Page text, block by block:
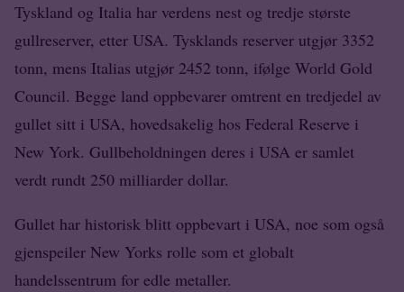
Tyskland og Italia har verdens nest og tredje største
gullreserver, etter USA. Tysklands reserver utgjør 3352
tonn, mens Italias utgjør 2452 tonn, ifølge World Gold
Council. Begge land oppbevarer omtrent en tredjedel av
gullet sitt i USA, hovedsakelig hos Federal Reserve i
New York. Gullbeholdningen deres i USA er samlet
verdt rundt 250 milliarder dollar.
Gullet har historisk blitt oppbevart i USA, noe som også
gjenspeiler New Yorks rolle som et globalt
handelssentrum for edle metaller.